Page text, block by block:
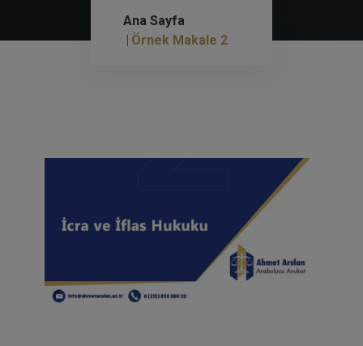
2
Ana Sayfa
Örnek Makale 2